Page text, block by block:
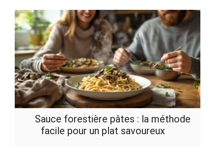
Sauce forestière pâtes : la méthode
facile pour un plat savoureux